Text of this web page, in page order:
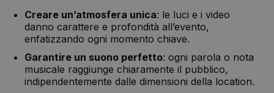
Creare un’atmosfera unica: le luci e i video
danno carattere e profondità all’evento,
enfatizzando ogni momento chiave.
Garantire un suono perfetto: ogni parola o nota
musicale raggiunge chiaramente il pubblico,
indipendentemente dalle dimensioni della location.